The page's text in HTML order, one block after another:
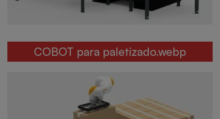
COBOT para paletizado.webp